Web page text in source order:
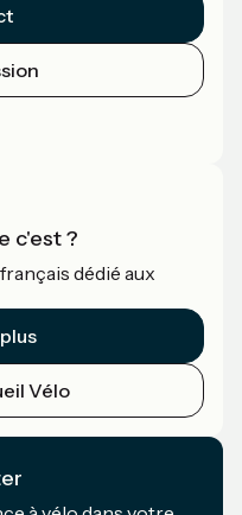
c'est ?
dédié aux
Vélo